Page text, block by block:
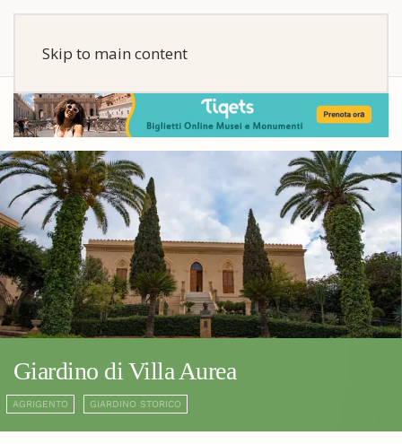
Skip to main content
Giardino di Villa Aurea
AGRIGENTO GIARDINO STORICO